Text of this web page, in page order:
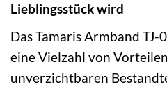
Lieblingsstück wird
Das Tamaris Armband
eine Vielzahl von
unverzichtbaren